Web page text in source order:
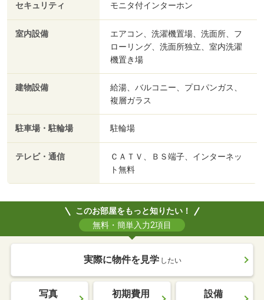
セキュリティ モニタ付インターホン
室内設備
エアコン、洗濯機置場、洗面所、フ
ローリング、洗面所独立、室内洗濯
機置き場
建物設備
給湯、バルコニー、プロパンガス、
複層ガラス
駐車場・駐輪場 駐輪場
テレビ・通信
ＣＡＴＶ、ＢＳ端子、インターネッ
ト無料
このお部屋をもっと知りたい！
無料・簡単入力2項目
実際に物件を見学 したい
写真 初期費用 設備